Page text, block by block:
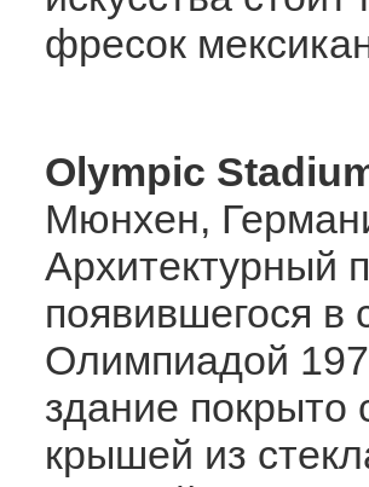
фресок
Olympic
Мюнхен,
Архитектурный
появившегося в
Олимпиадой
здание покрыто
крышей из